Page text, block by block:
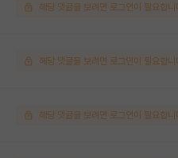
해당 댓글을 보려면 로그인이 필요합니
해당 댓글을 보려면 로그인이 필요합니
해당 댓글을 보려면 로그인이 필요합니